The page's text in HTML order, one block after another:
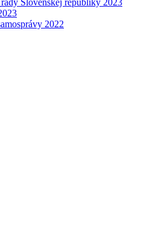
Slovenskej republiky 2023
2022